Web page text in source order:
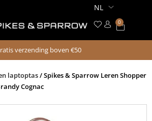
0
verzending boven €50
laptoptas/ Spikes & Sparrow Leren Shopper
Cognac